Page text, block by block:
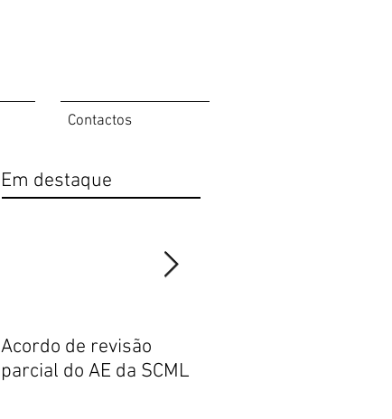
Contactos
Em destaque
Acordo de revisão
parcial do AE da SCML